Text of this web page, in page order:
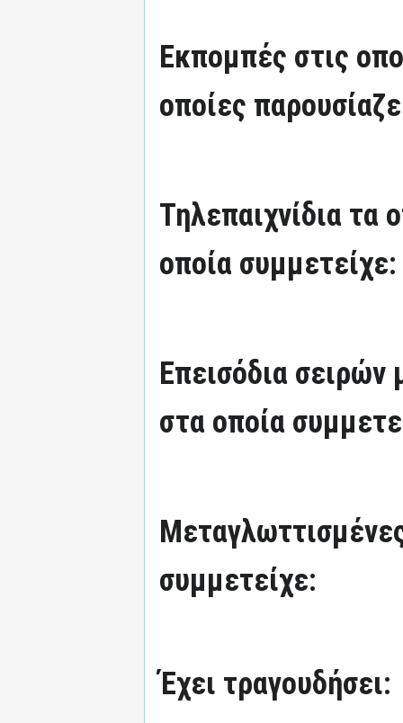
Εκπομπές στις
οποίες
Τηλεπαιχνίδια τα
οποία συμμετείχε:
Επεισόδια
στα οποία
συμμετείχε:
Έχει τραγουδήσει: